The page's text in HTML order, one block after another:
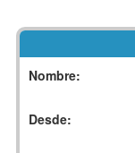
Nombre:
Desde: